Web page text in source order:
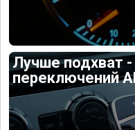
Лучше подхват
переключений